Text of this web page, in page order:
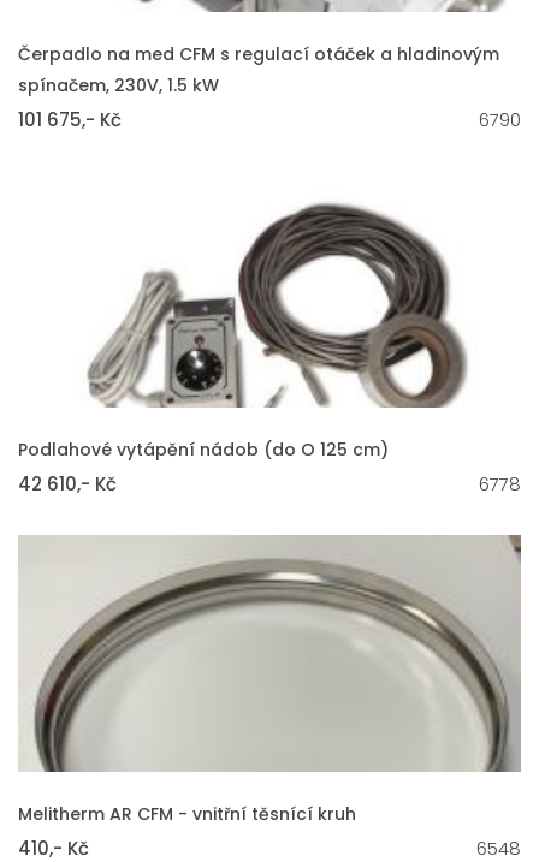
VLOŽIT DO KOŠÍKU
Čerpadlo na med CFM s regulací otáček a hladinovým
spínačem, 230V, 1.5 kW
101 675,- Kč 6790
VLOŽIT DO KOŠÍKU
Podlahové vytápění nádob (do O 125 cm)
42 610,- Kč 6778
VLOŽIT DO KOŠÍKU
Melitherm AR CFM - vnitřní těsnící kruh
410,- Kč 6548